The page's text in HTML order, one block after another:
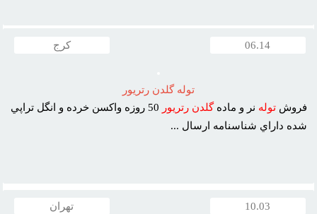
06.14 کرج
توله گلدن رتريور
فروشتوله نر و مادهگلدن رتريور
50 روزه واکسن خرده و انگل تراپي
شده داراي شناسنامه ارسال ...
10.03 تهران